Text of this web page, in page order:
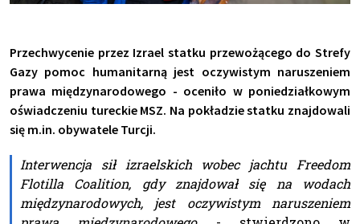
Przechwycenie przez Izrael statku przewożącego do Strefy
Gazy pomoc humanitarną jest oczywistym naruszeniem
prawa międzynarodowego - oceniło w poniedziałkowym
oświadczeniu tureckie MSZ. Na pokładzie statku znajdowali
się m.in. obywatele Turcji.
Interwencja sił izraelskich wobec jachtu Freedom
Flotilla Coalition, gdy znajdował się na wodach
międzynarodowych, jest oczywistym naruszeniem